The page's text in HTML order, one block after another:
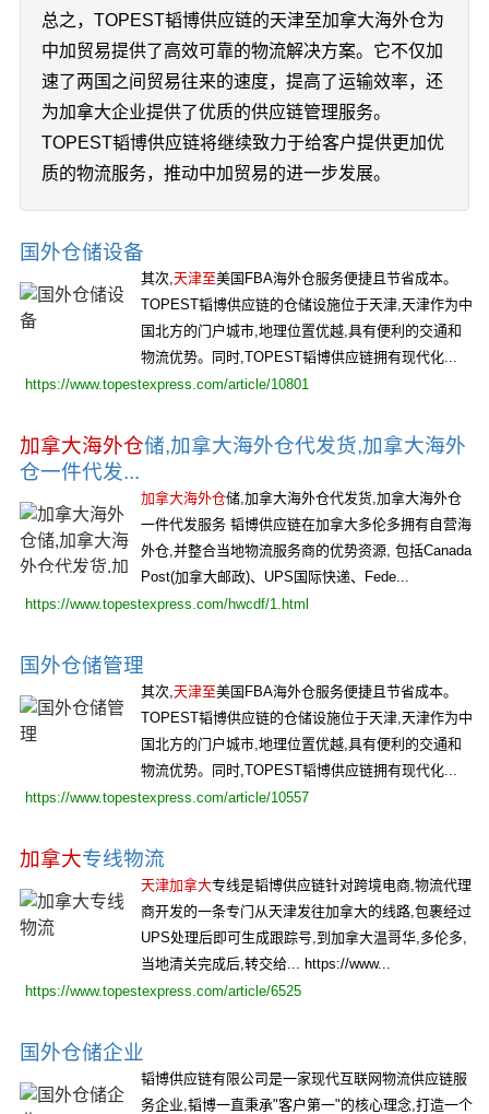
总之，TOPEST韬博供应链的天津至加拿大海外仓为
中加贸易提供了高效可靠的物流解决方案。它不仅加
速了两国之间贸易往来的速度，提高了运输效率，还
为加拿大企业提供了优质的供应链管理服务。
TOPEST韬博供应链将继续致力于给客户提供更加优
质的物流服务，推动中加贸易的进一步发展。
国外仓储设备
其次,天津至美国FBA海外仓服务便捷且节省成本。
TOPEST韬博供应链的仓储设施位于天津,天津作为中
国北方的门户城市,地理位置优越,具有便利的交通和
物流优势。同时,TOPEST韬博供应链拥有现代化...
https://www.topestexpress.com/article/10801
加拿大海外仓储,加拿大海外仓代发货,加拿大海外
仓一件代发...
加拿大海外仓储,加拿大海外仓代发货,加拿大海外仓
一件代发服务 韬博供应链在加拿大多伦多拥有自营海
外仓,并整合当地物流服务商的优势资源, 包括Canada
Post(加拿大邮政)、UPS国际快递、Fede...
https://www.topestexpress.com/hwcdf/1.html
国外仓储管理
其次,天津至美国FBA海外仓服务便捷且节省成本。
TOPEST韬博供应链的仓储设施位于天津,天津作为中
国北方的门户城市,地理位置优越,具有便利的交通和
物流优势。同时,TOPEST韬博供应链拥有现代化...
https://www.topestexpress.com/article/10557
加拿大专线物流
天津加拿大专线是韬博供应链针对跨境电商,物流代理
商开发的一条专门从天津发往加拿大的线路,包裹经过
UPS处理后即可生成跟踪号,到加拿大温哥华,多伦多,
当地清关完成后,转交给... https://www...
https://www.topestexpress.com/article/6525
国外仓储企业
韬博供应链有限公司是一家现代互联网物流供应链服
务企业,韬博一直秉承"客户第一"的核心理念,打造一个